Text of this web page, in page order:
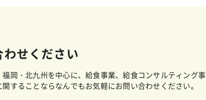
わせください
岡・北九州を中心に、給食事業、給食コンサルティング事
することならなんでもお気軽にお問い合わせください。